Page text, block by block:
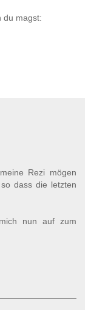
du magst:
Rezi mögen
dass die letzten
nun auf zum